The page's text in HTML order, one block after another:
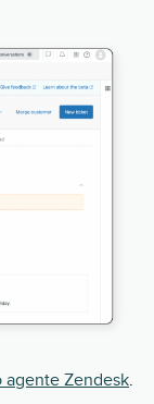
agente Zendesk.